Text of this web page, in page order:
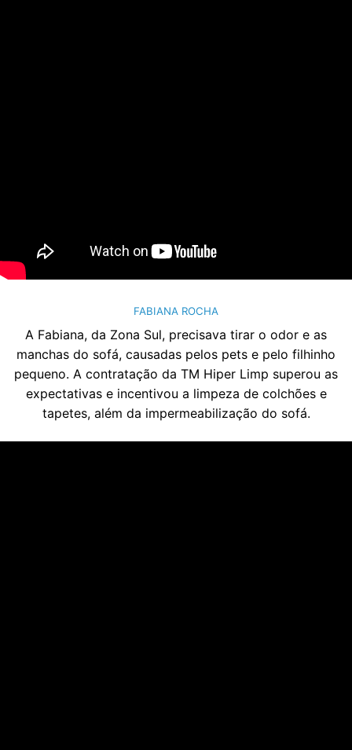
FABIANA ROCHA
A Fabiana, da Zona Sul, precisava tirar o odor e as
manchas do sofá, causadas pelos pets e pelo filhinho
pequeno. A contratação da TM Hiper Limp superou as
expectativas e incentivou a limpeza de colchões e
tapetes, além da impermeabilização do sofá.